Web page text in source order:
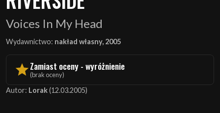
Voices In My Head
Wydawnictwo: nakład własny, 2005
Zamiast oceny - wyróżnienie
(brak oceny)
Autor: Lorak(12.03.2005)